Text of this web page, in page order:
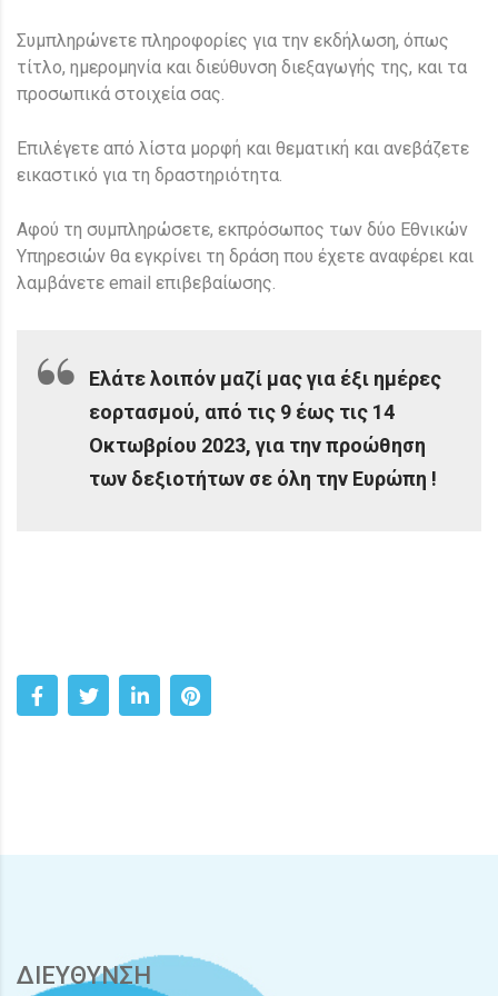
Συμπληρώνετε πληροφορίες για την εκδήλωση, όπως
τίτλο, ημερομηνία και διεύθυνση διεξαγωγής της, και τα
προσωπικά στοιχεία σας.
Επιλέγετε από λίστα μορφή και θεματική και ανεβάζετε
εικαστικό για τη δραστηριότητα.
Αφού τη συμπληρώσετε, εκπρόσωπος των δύο Εθνικών
Υπηρεσιών θα εγκρίνει τη δράση που έχετε αναφέρει και
λαμβάνετε email επιβεβαίωσης.
Ελάτε λοιπόν μαζί μας για έξι ημέρες
εορτασμού, από τις 9 έως τις 14
Οκτωβρίου 2023, για την προώθηση
των δεξιοτήτων σε όλη την Ευρώπη !
ΔΙΕΥΘΥΝΣΗ